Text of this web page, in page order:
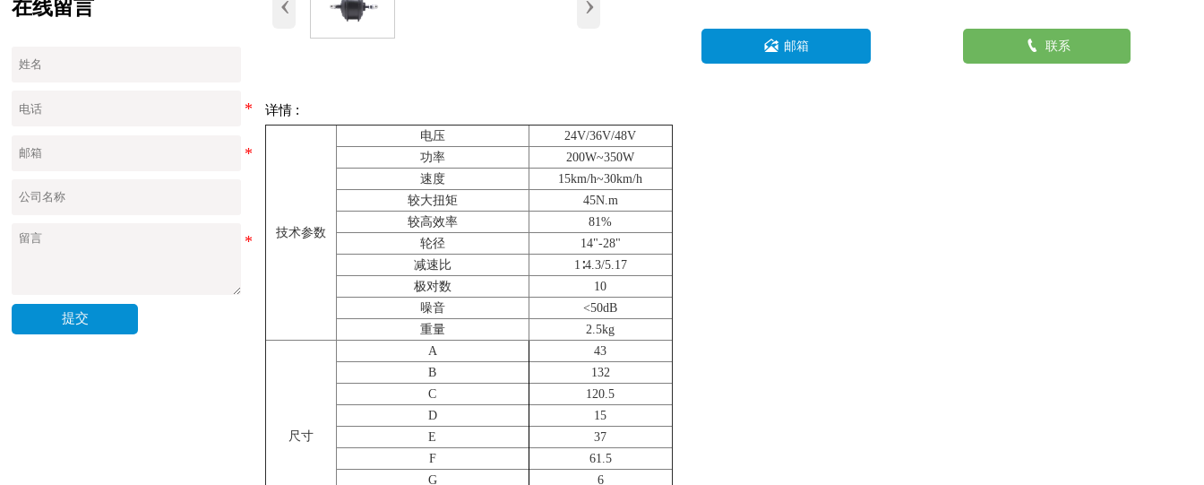
在线留言
提交
 邮箱  联系
详情 :
技术参数
电压
24V/36V/48V
功率
200W~350W
速度
15km/h~30km/h
较大扭矩
45N.m
较高效率
81%
轮径
14"-28"
减速比
1∶4.3/5.17
极对数
10
噪音
<50dB
重量
2.5kg
尺寸
A
43
B
132
C
120.5
D
15
E
37
F
61.5
G
6